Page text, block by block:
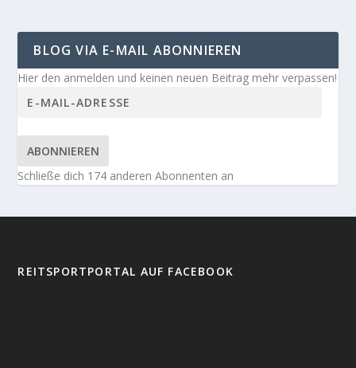
BLOG VIA E-MAIL ABONNIEREN
Hier den anmelden und keinen neuen Beitrag mehr verpassen!
ABONNIEREN
Schließe dich 174 anderen Abonnenten an
REITSPORTPORTAL AUF FACEBOOK